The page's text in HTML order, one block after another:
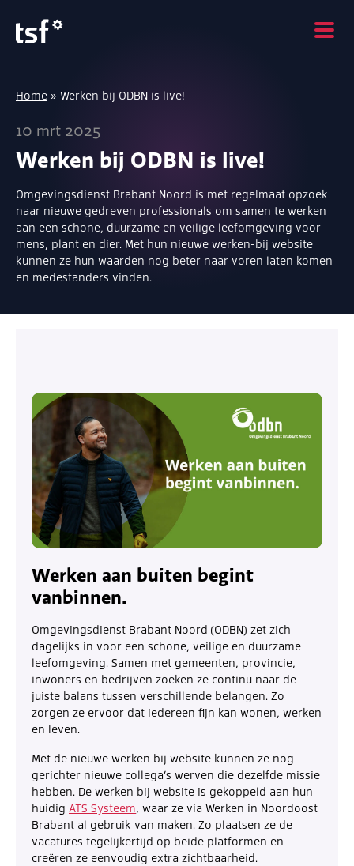
Home » Werken bij ODBN is live!
10 mrt 2025
Werken bij ODBN is live!
Omgevingsdienst Brabant Noord is met regelmaat opzoek
naar nieuwe gedreven professionals om samen te werken
aan een schone, duurzame en veilige leefomgeving voor
mens, plant en dier. Met hun nieuwe werken-bij website
kunnen ze hun waarden nog beter naar voren laten komen
en medestanders vinden.
Werken aan buiten begint
vanbinnen.
Omgevingsdienst Brabant Noord (ODBN) zet zich
dagelijks in voor een schone, veilige en duurzame
leefomgeving. Samen met gemeenten, provincie,
inwoners en bedrijven zoeken ze continu naar de
juiste balans tussen verschillende belangen. Zo
zorgen ze ervoor dat iedereen fijn kan wonen, werken
en leven.
Met de nieuwe werken bij website kunnen ze nog
gerichter nieuwe collega’s werven die dezelfde missie
hebben. De werken bij website is gekoppeld aan hun
huidig ATS Systeem, waar ze via Werken in Noordoost
Brabant al gebruik van maken. Zo plaatsen ze de
vacatures tegelijkertijd op beide platformen en
creëren ze eenvoudig extra zichtbaarheid.